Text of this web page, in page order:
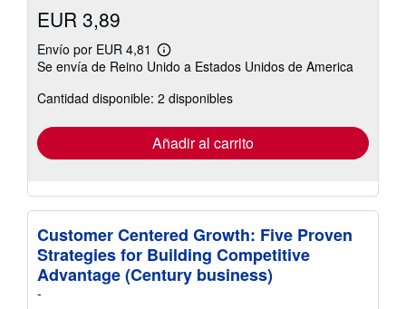
EUR 3,89
Envío por EUR 4,81
Más
información
las
tarifas
envío
Se envía de Reino Unido a Estados Unidos de America
Cantidad disponible: 2 disponibles
Añadir al carrito
Customer Centered Growth: Five Proven
Strategies for Building Competitive
Advantage (Century business)
-